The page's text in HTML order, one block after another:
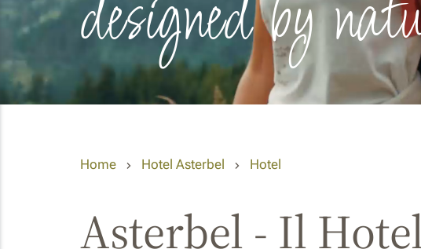
designed by
Home Hotel Asterbel Hotel
Asterbel - Il